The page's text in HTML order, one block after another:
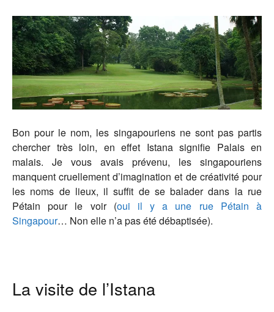
Bon pour le nom, les singapouriens ne sont pas partis
chercher très loin, en effet Istana signifie Palais en
malais. Je vous avais prévenu, les singapouriens
manquent cruellement d’imagination et de créativité pour
les noms de lieux, il suffit de se balader dans la rue
Pétain pour le voir (oui il y a une rue Pétain à
Singapour… Non elle n’a pas été débaptisée).
La visite de l’Istana